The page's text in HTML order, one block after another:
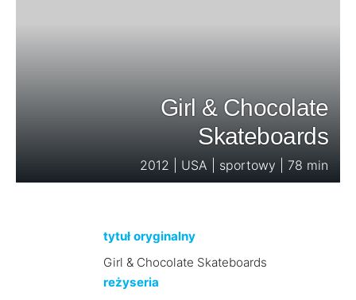
Girl & Chocolate
Skateboards
2012 | USA | sportowy | 78 min
tytuł oryginalny
Girl & Chocolate Skateboards
reżyseria